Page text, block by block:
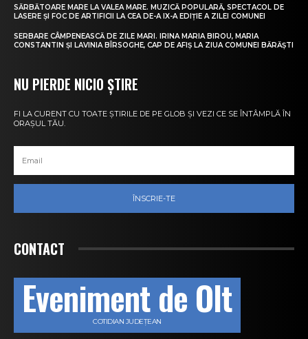
SĂRBĂTOARE MARE LA VALEA MARE. MUZICĂ POPULARĂ, SPECTACOL DE
LASERE ȘI FOC DE ARTIFICII LA CEA DE-A IX-A EDIȚIE A ZILEI COMUNEI
SERBARE CÂMPENEASCĂ DE ZILE MARI. IRINA MARIA BIROU, MARIA
CONSTANTIN ȘI LAVINIA BÎRSOGHE, CAP DE AFIȘ LA ZIUA COMUNEI BĂRĂȘTI
NU PIERDE NICIO ȘTIRE
FI LA CURENT CU TOATE ȘTIRILE DE PE GLOB ȘI VEZI CE SE ÎNTÂMPLĂ ÎN
ORAȘUL TĂU.
ÎNSCRIE-TE
CONTACT
Eveniment de Olt
COTIDIAN JUDEȚEAN